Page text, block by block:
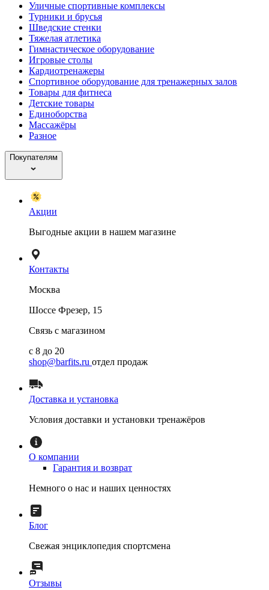
Уличные спортивные комплексы
Турники и брусья
Шведские стенки
Тяжелая атлетика
Гимнастическое оборудование
Игровые столы
Кардиотренажеры
Спортивное оборудование для тренажерных залов
Товары для фитнеса
Детские товары
Единоборства
Массажёры
Разное
Покупателям
Акции
Выгодные акции в нашем магазине
Контакты
Москва
Шоссе Фрезер, 15
Связь с магазином
с 8 до 20
shop@barfits.ru отдел продаж
Доставка и установка
Условия доставки и установки тренажёров
О компании
Гарантия и возврат
Немного о нас и наших ценностях
Блог
Свежая энциклопедия спортсмена
Отзывы